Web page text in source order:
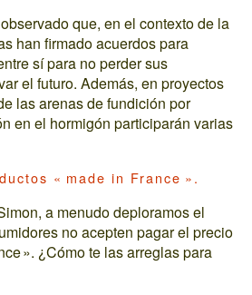
que, en el contexto de la
han firmado acuerdos para
sí para no perder sus
el futuro. Además, en proyectos
las arenas de fundición por
en el hormigón participarán varias
« made in France ».
a menudo deploramos el
no acepten pagar el precio
». ¿Cómo te las arreglas para